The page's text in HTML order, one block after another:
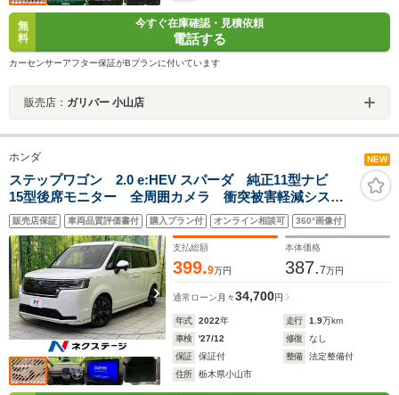
無
料
今すぐ在庫確認・見積依頼
電話する
カーセンサーアフター保証がBプランに付いています
販売店： ガリバー 小山店
ホンダ NEW
ステップワゴン 2.0 e:HEV スパーダ 純正11型ナビ
15型後席モニター 全周囲カメラ 衝突被害軽減システ
ム アダプティブクルーズ 両側電動ドア 禁煙車 電
動リアゲート ハーフレザーシート シートヒーター
LEDヘッド ETC
販売店保証 車両品質評価書付 購入プラン付 オンライン相談可 360°画像付
支払総額
399.9万円
本体価格
387.7万円
通常ローン 月々34,700円
年式 2022年 走行 1.9万km
車検
'27/12 修復
なし
保証
保証付 整備
法定整備付
住所
栃木県小山市